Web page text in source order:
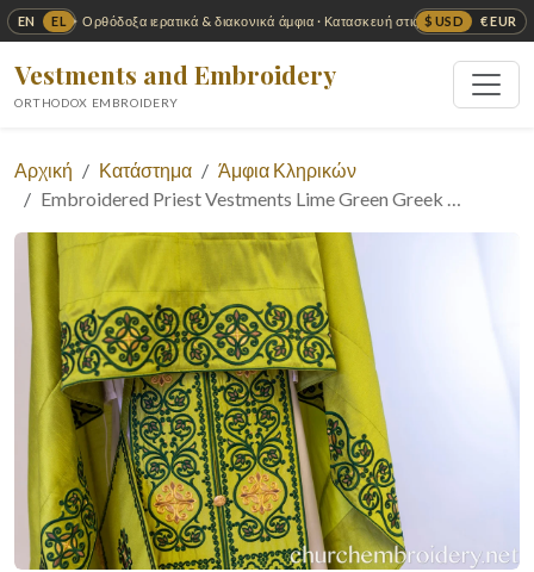
EN EL $ USD € EUR
✦ Ορθόδοξα ιερατικά & διακονικά άμφια · Κατασκευή στις ΗΠΑ ✦
Vestments and Embroidery
ORTHODOX EMBROIDERY
Αρχική Κατάστημα
Άμφια Κληρικών
Embroidered Priest Vestments Lime Green Greek …